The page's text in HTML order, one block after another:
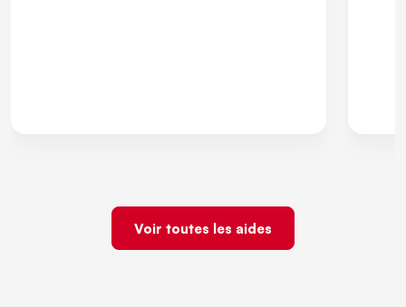
Voir toutes les aides